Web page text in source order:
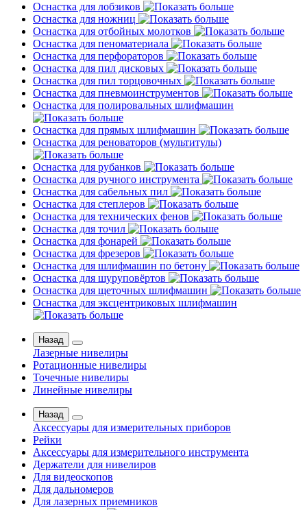
Оснастка для лобзиков
Оснастка для ножниц
Оснастка для отбойных молотков
Оснастка для пеноматериала
Оснастка для перфораторов
Оснастка для пил дисковых
Оснастка для пил торцовочных
Оснастка для пневмоинструментов
Оснастка для полировальных шлифмашин
Оснастка для прямых шлифмашин
Оснастка для реноваторов (мультитулы)
Оснастка для рубанков
Оснастка для ручного инструмента
Оснастка для сабельных пил
Оснастка для степлеров
Оснастка для технических фенов
Оснастка для точил
Оснастка для фонарей
Оснастка для фрезеров
Оснастка для шлифмашин по бетону
Оснастка для шуруповёртов
Оснастка для щеточных шлифмашин
Оснастка для эксцентриковых шлифмашин
Назад
Лазерные нивелиры
Ротационные нивелиры
Точечные нивелиры
Линейные нивелиры
Назад
Аксессуары для измерительных приборов
Рейки
Аксессуары для измерительного инструмента
Держатели для нивелиров
Для видеоскопов
Для дальномеров
Для лазерных приемников